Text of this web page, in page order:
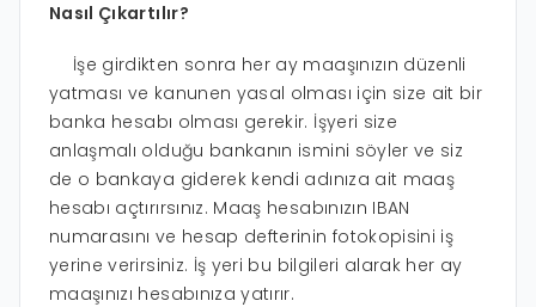
Nasıl Çıkartılır?
İşe girdikten sonra her ay maaşınızın düzenli
yatması ve kanunen yasal olması için size ait bir
banka hesabı olması gerekir. İşyeri size
anlaşmalı olduğu bankanın ismini söyler ve siz
de o bankaya giderek kendi adınıza ait maaş
hesabı açtırırsınız. Maaş hesabınızın IBAN
numarasını ve hesap defterinin fotokopisini iş
yerine verirsiniz. İş yeri bu bilgileri alarak her ay
maaşınızı hesabınıza yatırır.